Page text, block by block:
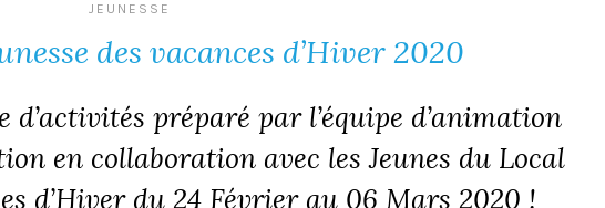
JEUNESSE
des vacances d’Hiver 2020
d’activités préparé par l’équipe d’animation
en collaboration avec les Jeunes du Local
d’Hiver du 24 Février au 06 Mars 2020 !